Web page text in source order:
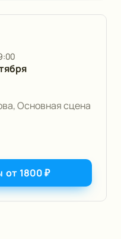
Основная сцена
от 1800₽